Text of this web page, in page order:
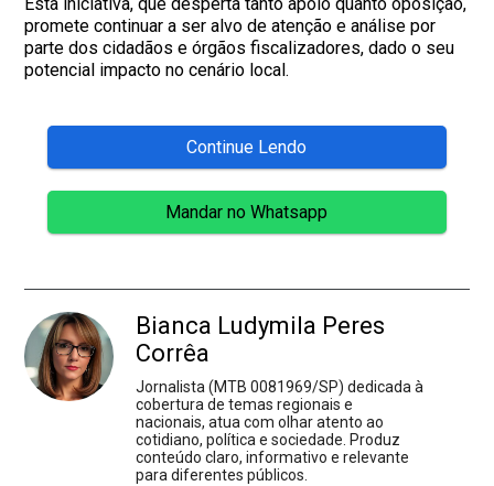
promete continuar a ser alvo de atenção e análise por
parte dos cidadãos e órgãos fiscalizadores, dado o seu
potencial impacto no cenário local.
Continue Lendo
Mandar no Whatsapp
Bianca Ludymila Peres
Corrêa
Jornalista (MTB 0081969/SP) dedicada à
cobertura de temas regionais e
nacionais, atua com olhar atento ao
cotidiano, política e sociedade. Produz
conteúdo claro, informativo e relevante
para diferentes públicos.